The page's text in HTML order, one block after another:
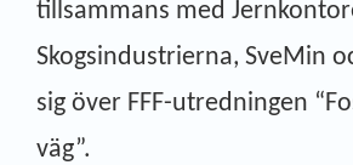
tillsammans med
Skogsindustrierna, SveMin
sig över FFF-utredningen
väg”.